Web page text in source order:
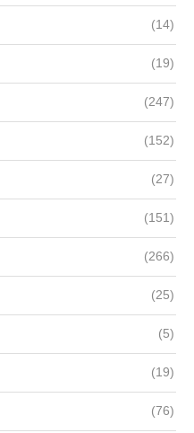
(14)
(19)
(247)
(152)
(27)
(151)
(266)
(25)
(5)
(19)
(76)